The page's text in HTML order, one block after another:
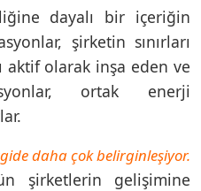
dayalı bir içeriğin
şirketin sınırları
aktif olarak inşa eden ve
ortak enerji
daha çok belirginleşiyor.
şirketlerin gelişimine